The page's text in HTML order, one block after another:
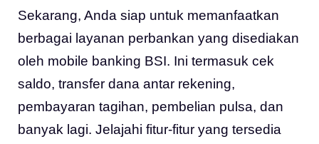
Sekarang, Anda siap untuk memanfaatkan
berbagai layanan perbankan yang disediakan
oleh mobile banking BSI. Ini termasuk cek
saldo, transfer dana antar rekening,
pembayaran tagihan, pembelian pulsa, dan
banyak lagi. Jelajahi fitur-fitur yang tersedia